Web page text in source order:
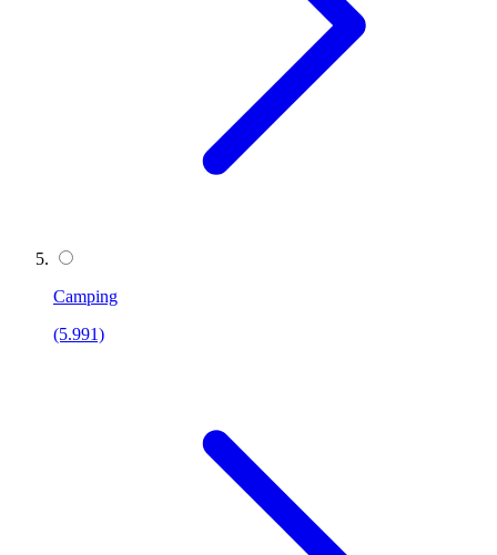
Camping
(5.991)